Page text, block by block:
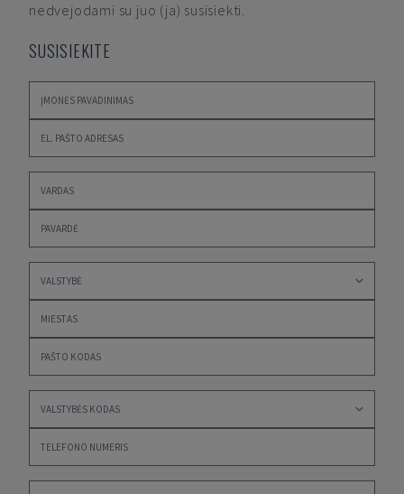
nedvejodami su juo (ja) susisiekti.
SUSISIEKITE